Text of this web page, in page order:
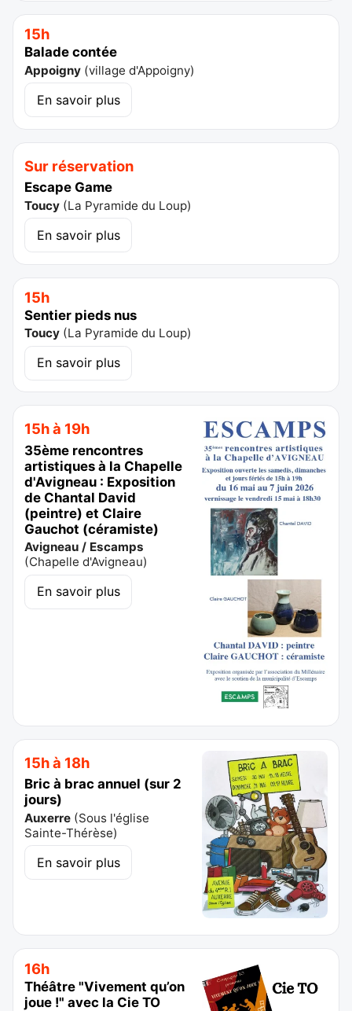
15h
Balade contée
Appoigny (village d'Appoigny)
En savoir plus
Sur réservation
Escape Game
Toucy (La Pyramide du Loup)
En savoir plus
15h
Sentier pieds nus
Toucy (La Pyramide du Loup)
En savoir plus
15h à 19h
35ème rencontres
artistiques à la Chapelle
d'Avigneau : Exposition
de Chantal David
(peintre) et Claire
Gauchot (céramiste)
Avigneau / Escamps
(Chapelle d'Avigneau)
En savoir plus
15h à 18h
Bric à brac annuel (sur 2
jours)
Auxerre (Sous l'église
Sainte-Thérèse)
En savoir plus
16h
Théâtre "Vivement qu’on
joue !" avec la Cie TO